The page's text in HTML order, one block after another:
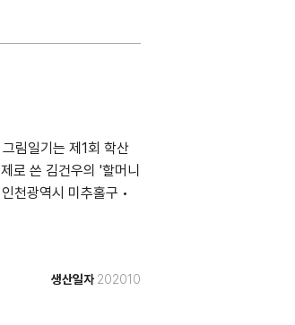
림일기는 제1회 학산
로 쓴 김건우의 '할머니
천광역시 미추홀구 •
생산일자 202010